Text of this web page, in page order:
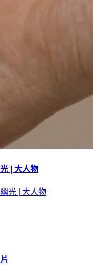
| 大人物